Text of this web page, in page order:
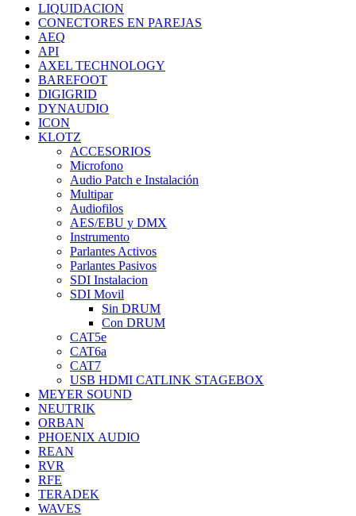
LIQUIDACION
CONECTORES EN PAREJAS
AEQ
API
AXEL TECHNOLOGY
BAREFOOT
DIGIGRID
DYNAUDIO
ICON
KLOTZ
ACCESORIOS
Microfono
Audio Patch e Instalación
Multipar
Audiofilos
AES/EBU y DMX
Instrumento
Parlantes Activos
Parlantes Pasivos
SDI Instalacion
SDI Movil
Sin DRUM
Con DRUM
CAT5e
CAT6a
CAT7
USB HDMI CATLINK STAGEBOX
MEYER SOUND
NEUTRIK
ORBAN
PHOENIX AUDIO
REAN
RVR
RFE
TERADEK
WAVES